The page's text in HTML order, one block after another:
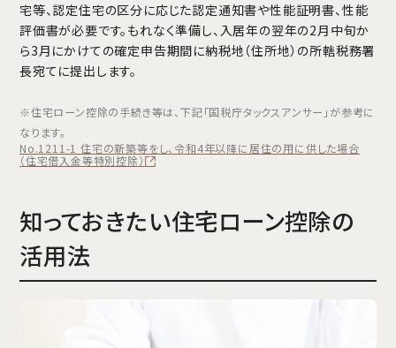
宅等、認定住宅の区分に応じた認定通知書や性能証明書、性能
評価書が必要です。もれなく準備し、入居年の翌年の2月中旬か
ら3月にかけての確定申告期間に納税地（住所地）の所轄税務署
長宛てに提出します。
※住宅ローン控除の手続き等は、下記「国税庁タックスアンサー」が参考に
なります。
No.1211-1 住宅の新築等をし、令和4年以降に居住の用に供した場合
（住宅借入金等特別控除）
知っておきたい住宅ローン控除の
活用法